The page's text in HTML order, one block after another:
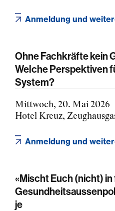
Anmeldung und
Ohne Fachkräfte kein
Welche Perspektiven
System?
Mittwoch, 20. Mai 2026
Hotel Kreuz,
Anmeldung und
«Mischt Euch (nicht)
je